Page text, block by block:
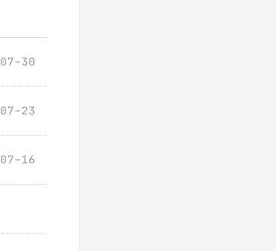
07-30
07-23
07-16